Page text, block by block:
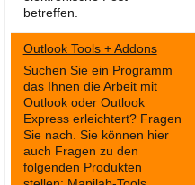
betreffen.
Outlook Tools + Addons
Suchen Sie ein Programm
das Ihnen die Arbeit mit
Outlook oder Outlook
Express erleichtert? Fragen
Sie nach. Sie können hier
auch Fragen zu den
folgenden Produkten